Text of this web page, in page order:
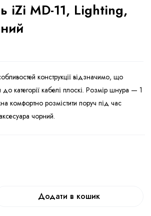
iZi MD-11, Lighting,
конструкції відзначимо, що
до категорії кабелі плоскі. Розмір шнура — 1
комфортно розмістити поруч під час
чорний.
Додати в кошик